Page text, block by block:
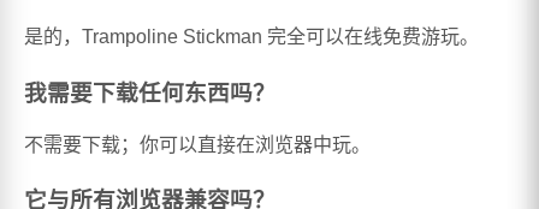
是的，Trampoline Stickman 完全可以在线免费游玩。
我需要下载任何东西吗？
不需要下载；你可以直接在浏览器中玩。
它与所有浏览器兼容吗？